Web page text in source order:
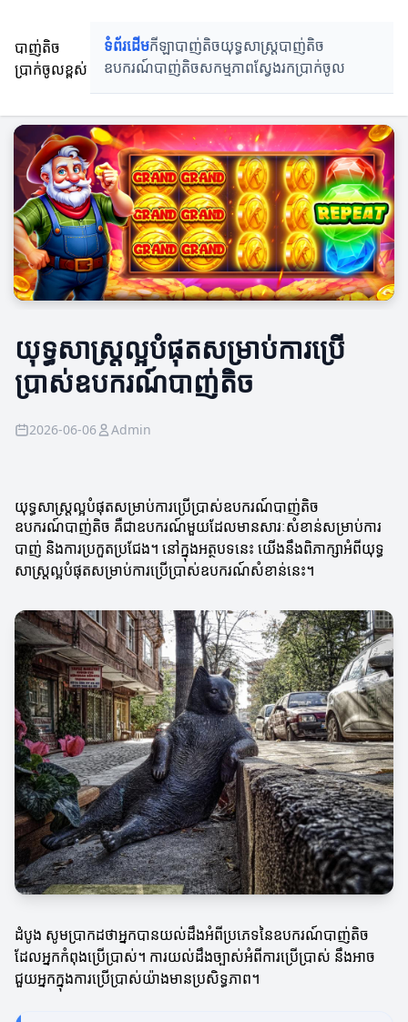
បាញ់តិច
ប្រាក់ចូលខ្ពស់
ទំព័រដើមកីឡាបាញ់តិចយុទ្ធសាស្ត្របាញ់តិច
ឧបករណ៍បាញ់តិចសកម្មភាពស្វែងរកប្រាក់ចូល
យុទ្ធសាស្ត្រល្អបំផុតសម្រាប់ការប្រើ
ប្រាស់ឧបករណ៍បាញ់តិច
2026-06-06 Admin
យុទ្ធសាស្ត្រល្អបំផុតសម្រាប់ការប្រើប្រាស់ឧបករណ៍បាញ់តិច
ឧបករណ៍បាញ់តិច គឺជាឧបករណ៍មួយដែលមានសារៈសំខាន់សម្រាប់ការ
បាញ់ និងការប្រកួតប្រជែង។ នៅក្នុងអត្ថបទនេះ យើងនឹងពិភាក្សាអំពីយុទ្ធ
សាស្ត្រល្អបំផុតសម្រាប់ការប្រើប្រាស់ឧបករណ៍សំខាន់នេះ។
ដំបូង សូមប្រាកដថាអ្នកបានយល់ដឹងអំពីប្រភេទនៃឧបករណ៍បាញ់តិច
ដែលអ្នកកំពុងប្រើប្រាស់។ ការយល់ដឹងច្បាស់អំពីការប្រើប្រាស់ នឹងអាច
ជួយអ្នកក្នុងការប្រើប្រាស់យ៉ាងមានប្រសិទ្ធភាព។